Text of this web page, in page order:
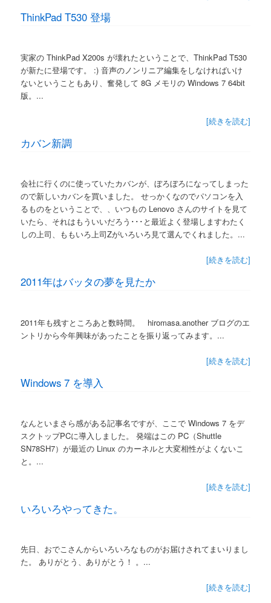
ThinkPad T530 登場
実家の ThinkPad X200s が壊れたということで、ThinkPad T530
が新たに登場です。 :) 音声のノンリニア編集をしなければいけ
ないということもあり、奮発して 8G メモリの Windows 7 64bit
版。...
[続きを読む]
カバン新調
会社に行くのに使っていたカバンが、ぼろぼろになってしまった
ので新しいカバンを買いました。 せっかくなのでパソコンを入
るものをということで、、いつもの Lenovo さんのサイトを見て
いたら、それはもういいだろう･･･と最近よく登場しますわたく
しの上司、ももいろ上司Zがいろいろ見て選んでくれました。...
[続きを読む]
2011年はバッタの夢を見たか
2011年も残すところあと数時間。 hiromasa.another ブログのエ
ントリから今年興味があったことを振り返ってみます。...
[続きを読む]
Windows 7 を導入
なんといまさら感がある記事名ですが、ここで Windows 7 をデ
スクトップPCに導入しました。 発端はこの PC（Shuttle
SN78SH7）が最近の Linux のカーネルと大変相性がよくないこ
と。...
[続きを読む]
いろいろやってきた。
先日、おでこさんからいろいろなものがお届けされてまいりまし
た。 ありがとう、ありがとう！ 。...
[続きを読む]